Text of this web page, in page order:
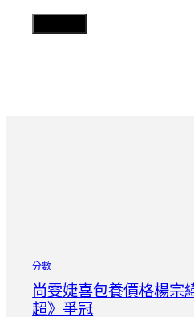
分數
尚雯婕喜包養價格楊宗
超》爭冠